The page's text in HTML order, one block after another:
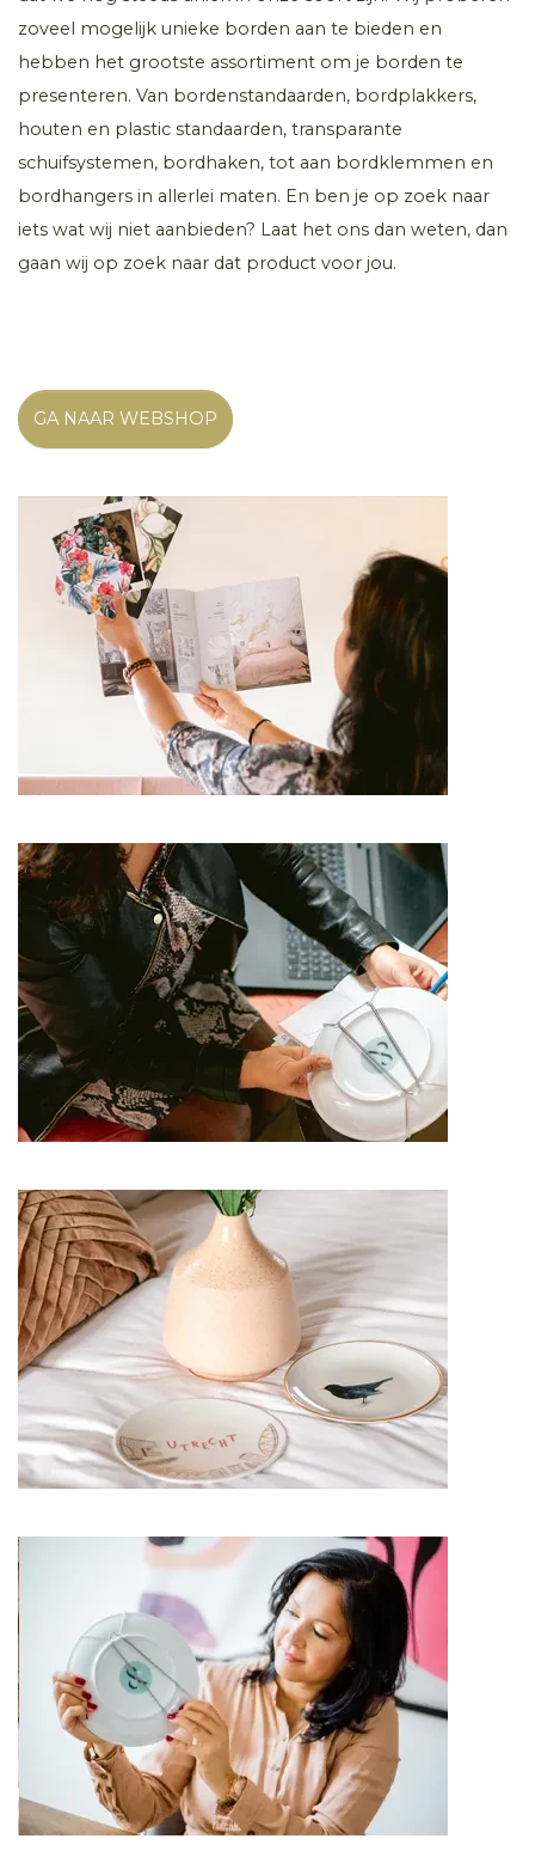
zoveel mogelijk unieke borden aan te bieden en
hebben het grootste assortiment om je borden te
presenteren. Van bordenstandaarden, bordplakkers,
houten en plastic standaarden, transparante
schuifsystemen, bordhaken, tot aan bordklemmen en
bordhangers in allerlei maten. En ben je op zoek naar
iets wat wij niet aanbieden? Laat het ons dan weten, dan
gaan wij op zoek naar dat product voor jou.
GA NAAR WEBSHOP